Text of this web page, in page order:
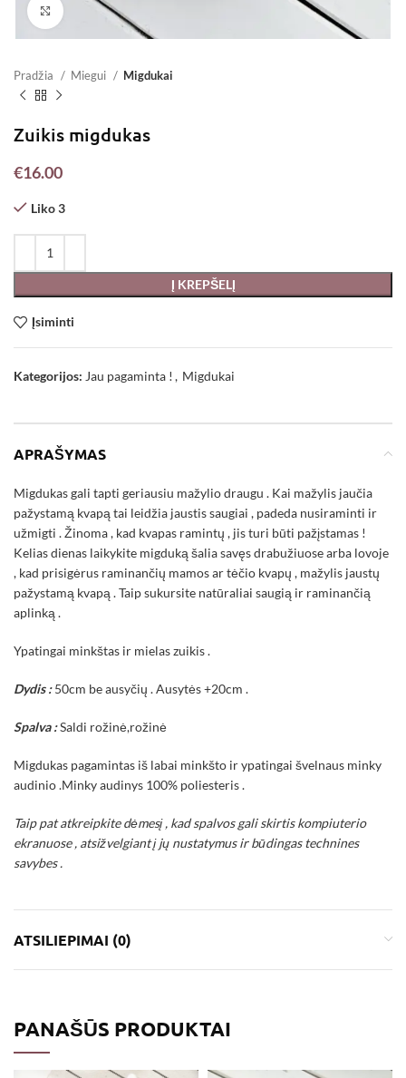
Padidinti
Pradžia Miegui Migdukai
Zuikis migdukas
€16.00
Liko 3
Į KREPŠELĮ
Įsiminti
Kategorijos: Jau pagaminta ! , Migdukai
APRAŠYMAS
Migdukas gali tapti geriausiu mažylio draugu . Kai mažylis jaučia
pažystamą kvapą tai leidžia jaustis saugiai , padeda nusiraminti ir
užmigti . Žinoma , kad kvapas ramintų , jis turi būti pažįstamas !
Kelias dienas laikykite migduką šalia savęs drabužiuose arba lovoje
, kad prisigėrus raminančių mamos ar tėčio kvapų , mažylis jaustų
pažystamą kvapą . Taip sukursite natūraliai saugią ir raminančią
aplinką .
Ypatingai minkštas ir mielas zuikis .
Dydis :50cm be ausyčių . Ausytės +20cm .
Spalva :Saldi rožinė,rožinė
Migdukas pagamintas iš labai minkšto ir ypatingai švelnaus minky
audinio .Minky audinys 100% poliesteris .
Taip pat atkreipkite dėmesį , kad spalvos gali skirtis kompiuterio
ekranuose , atsižvelgiant į jų nustatymus ir būdingas technines
savybes .
ATSILIEPIMAI (0)
PANAŠŪS PRODUKTAI